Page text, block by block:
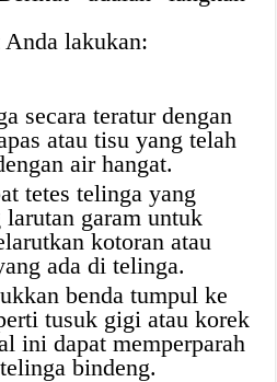
Anda lakukan:
secara teratur dengan
atau tisu yang telah
air hangat.
tetes telinga yang
larutan garam untuk
kotoran atau
ada di telinga.
benda tumpul ke
tusuk gigi atau korek
ini dapat memperparah
bindeng.